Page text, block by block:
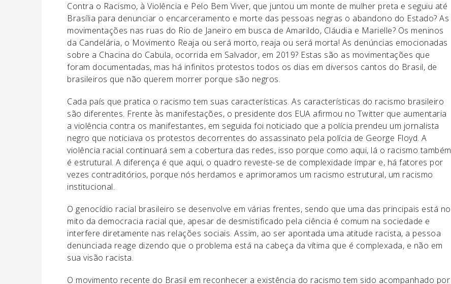
Contra o Racismo, à Violência e Pelo Bem Viver, que juntou um monte de mulher preta e seguiu até
Brasília para denunciar o encarceramento e morte das pessoas negras o abandono do Estado? As
movimentações nas ruas do Rio de Janeiro em busca de Amarildo, Cláudia e Marielle? Os meninos
da Candelária, o Movimento Reaja ou será morto, reaja ou será morta! As denúncias emocionadas
sobre a Chacina do Cabula, ocorrida em Salvador, em 2019? Estas são as movimentações que
foram documentadas, mas há infinitos protestos todos os dias em diversos cantos do Brasil, de
brasileiros que não querem morrer porque são negros.
Cada país que pratica o racismo tem suas características. As características do racismo brasileiro
são diferentes. Frente às manifestações, o presidente dos EUA afirmou no Twitter que aumentaria
a violência contra os manifestantes, em seguida foi noticiado que a polícia prendeu um jornalista
negro que noticiava os protestos decorrentes do assassinato pela polícia de George Floyd. A
violência racial continuará sem a cobertura das redes, isso porque como aqui, lá o racismo também
é estrutural. A diferença é que aqui, o quadro reveste-se de complexidade ímpar e, há fatores por
vezes contraditórios, porque nós herdamos e aprimoramos um racismo estrutural, um racismo
institucional.
O genocídio racial brasileiro se desenvolve em várias frentes, sendo que uma das principais está no
mito da democracia racial que, apesar de desmistificado pela ciência é comum na sociedade e
interfere diretamente nas relações sociais. Assim, ao ser apontada uma atitude racista, a pessoa
denunciada reage dizendo que o problema está na cabeça da vítima que é complexada, e não em
sua visão racista.
O movimento recente do Brasil em reconhecer a existência do racismo tem sido acompanhado por